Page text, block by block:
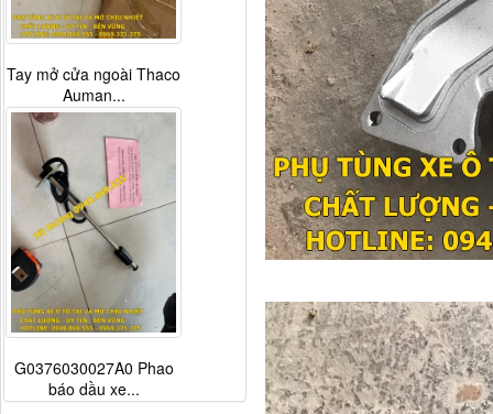
Tay mở cửa ngoài Thaco
Auman...
G0376030027A0 Phao
báo dầu xe...